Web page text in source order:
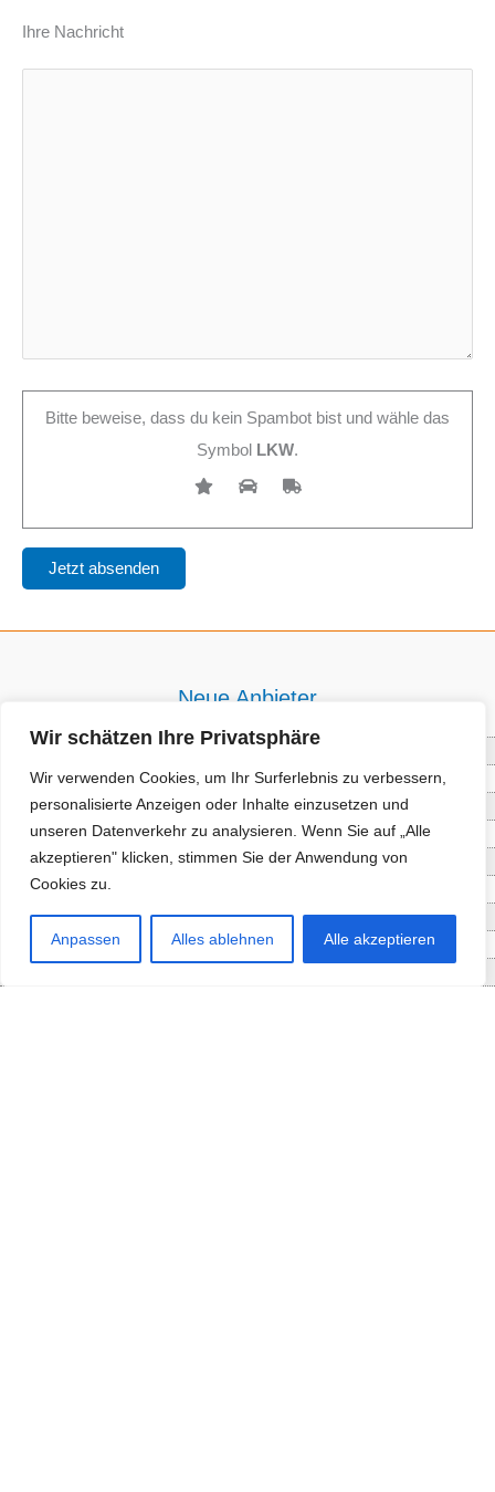
Wir schätzen Ihre Privatsphäre
Wir verwenden Cookies, um Ihr Surferlebnis zu verbessern,
personalisierte Anzeigen oder Inhalte einzusetzen und
unseren Datenverkehr zu analysieren. Wenn Sie auf „Alle
akzeptieren" klicken, stimmen Sie der Anwendung von
Cookies zu.
Anpassen Alles ablehnen Alle akzeptieren
Ihre Nachricht
Bitte beweise, dass du kein Spambot bist und wähle das
Symbol
LKW.
Neue Anbieter
Baum- und Bienenpflege Thullner
Enne Energieberatung
Impact Hub Traunstein GmbH
Getränke Wierer Abholmarkt
Höhenberger Biokiste GmbH
EnergieSPARberatung Chiemgau
Checkers Jungle Hut